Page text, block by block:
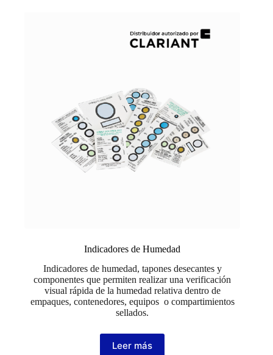
Indicadores de Humedad
Indicadores de humedad, tapones desecantes y
componentes que permiten realizar una verificación
visual rápida de la humedad relativa dentro de
empaques, contenedores, equipos o compartimientos
sellados.
Leer más